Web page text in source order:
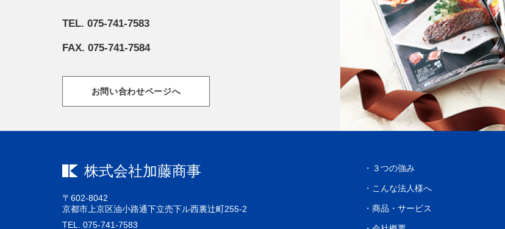
TEL. 075-741-7583
FAX. 075-741-7584
お問い合わせページへ
株式会社加藤商事
〒602-8042
京都市上京区油小路通下立売下ル西裏辻町255-2
TEL. 075-741-7583
３つの強み
こんな法人様へ
商品・サービス